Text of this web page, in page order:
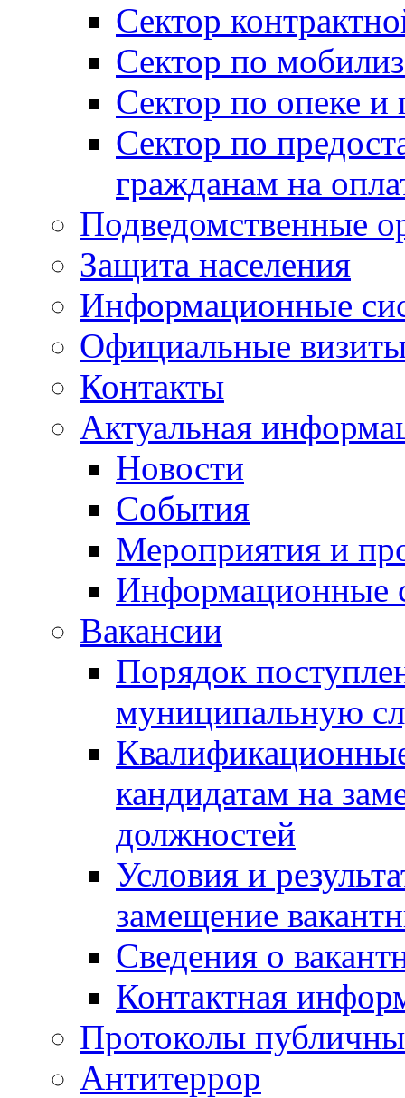
Сектор
Сектор по
Сектор по опеке и
Сектор по
гражданам на
Подведомственные
Защита населения
Информационные
Официальные
Контакты
Актуальная
Новости
События
Мероприятия и
Информационные
Вакансии
Порядок
муниципальную
кандидатам на
должностей
Условия и
замещение
Сведения о
Контактная
Протоколы
Антитеррор